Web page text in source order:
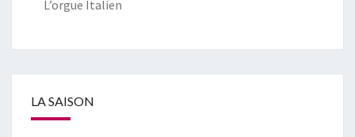
L’orgue Italien
LA SAISON